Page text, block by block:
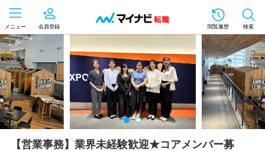
メニュー 会員登録 閲覧履歴 検索
【営業事務】業界未経験歓迎★コアメンバー募